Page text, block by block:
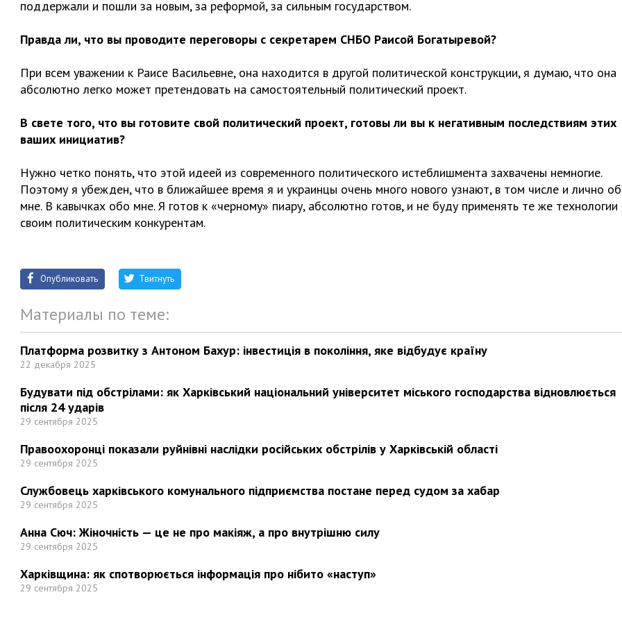
поддержали и пошли за новым, за реформой, за сильным государством.
Правда ли, что вы проводите переговоры с секретарем СНБО Раисой Богатыревой?
При всем уважении к Раисе Васильевне, она находится в другой политической конструкции, я думаю, что она
абсолютно легко может претендовать на самостоятельный политический проект.
В свете того, что вы готовите свой политический проект, готовы ли вы к негативным последствиям этих
ваших инициатив?
Нужно четко понять, что этой идеей из современного политического истеблишмента захвачены немногие.
Поэтому я убежден, что в ближайшее время я и украинцы очень много нового узнают, в том числе и лично
мне. В кавычках обо мне. Я готов к «черному» пиару, абсолютно готов, и не буду применять те же технологии
своим политическим конкурентам.
Опубликовать Твитнуть
Материалы по теме:
Платформа розвитку з Антоном Бахур: інвестиція в покоління, яке відбудує країну
22 декабря 2025
Будувати під обстрілами: як Харківський національний університет міського господарства відновлюється
після 24 ударів
29 сентября 2025
Правоохоронці показали руйнівні наслідки російських обстрілів у Харківській області
29 сентября 2025
Службовець харківського комунального підприємства постане перед судом за хабар
29 сентября 2025
Анна Сюч: Жіночність — це не про макіяж, а про внутрішню силу
29 сентября 2025
Харківщина: як спотворюється інформація про нібито «наступ»
29 сентября 2025